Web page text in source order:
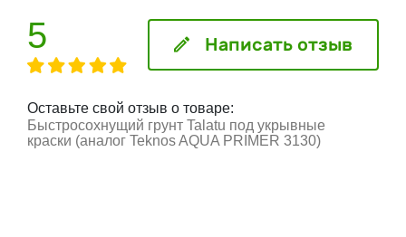
5 Написать отзыв
Оставьте свой отзыв о товаре:
Быстросохнущий грунт Talatu под укрывные
краски (аналог Teknos AQUA PRIMER 3130)